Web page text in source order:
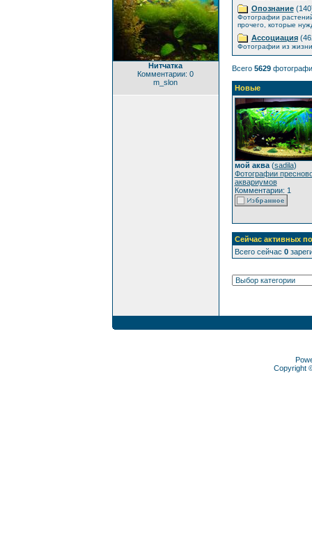
Нитчатка
Комментарии: 0
m_slon
Опознание
Фотографии
прочего, которые
Ассоциация
Фотографии из
Всего 5629
Новые
мой аква(sadila)
Фотографии
аквариумов
Комментарии: 1
Сейчас активных
Всего сейчас 0
Copyright